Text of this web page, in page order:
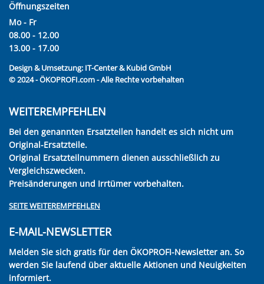
Öffnungszeiten
Mo - Fr
08.00 - 12.00
13.00 - 17.00
Design & Umsetzung: IT-Center & Kubid GmbH
© 2024 - ÖKOPROFI.com - Alle Rechte vorbehalten
WEITEREMPFEHLEN
Bei den genannten Ersatzteilen handelt es sich nicht um
Original-Ersatzteile.
Original Ersatzteilnummern dienen ausschließlich zu
Vergleichszwecken.
Preisänderungen und Irrtümer vorbehalten.
SEITE WEITEREMPFEHLEN
E-MAIL-NEWSLETTER
Melden Sie sich gratis für den ÖKOPROFI-Newsletter an. So
werden Sie laufend über aktuelle Aktionen und Neuigkeiten
informiert.